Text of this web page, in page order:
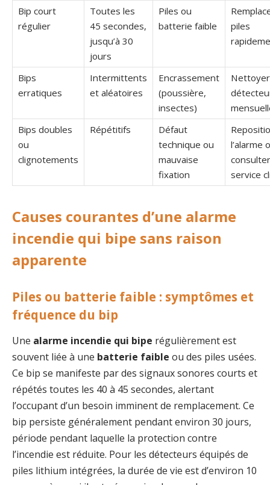
Bip court
régulier
Toutes les
45 secondes,
jusqu’à 30
jours
Piles ou
batterie faible
piles
Bips
erratiques
Intermittents
et aléatoires
Encrassement
(poussière,
insectes)
Bips doubles
ou
clignotements
Répétitifs
Défaut
technique ou
mauvaise
fixation
l’alarme
service
Causes courantes d’une alarme
incendie qui bipe sans raison
apparente
Piles ou batterie faible : symptômes et
fréquence du bip
Une alarme incendie qui bipe régulièrement est
souvent liée à une batterie faible ou des piles usées.
Ce bip se manifeste par des signaux sonores courts et
répétés toutes les 40 à 45 secondes, alertant
l’occupant d’un besoin imminent de remplacement. Ce
bip persiste généralement pendant environ 30 jours,
période pendant laquelle la protection contre
l’incendie est réduite. Pour les détecteurs équipés de
piles lithium intégrées, la durée de vie est d’environ 10